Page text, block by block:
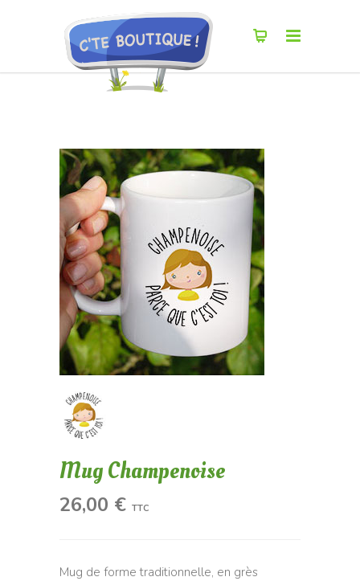
Mug Champenoise
26,00 € TTC
Mug de forme traditionnelle, en grès